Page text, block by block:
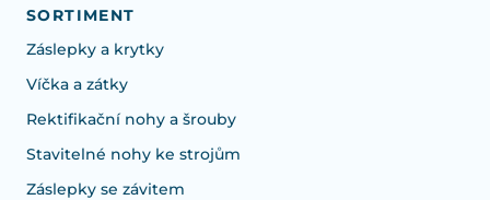
SORTIMENT
Záslepky a krytky
Víčka a zátky
Rektifikační nohy a šrouby
Stavitelné nohy ke strojům
Záslepky se závitem